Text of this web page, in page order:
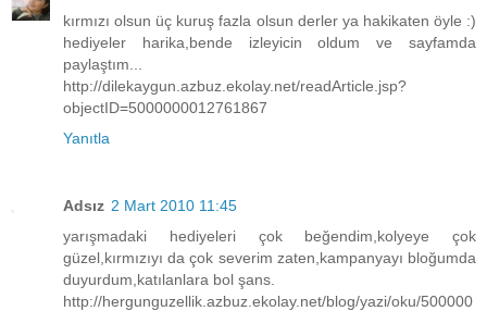
kırmızı olsun üç kuruş fazla olsun derler ya hakikaten öyle :)
hediyeler harika,bende izleyicin oldum ve sayfamda
paylaştım...
http://dilekaygun.azbuz.ekolay.net/readArticle.jsp?
objectID=5000000012761867
Yanıtla
Adsız 2 Mart 2010 11:45
yarışmadaki hediyeleri çok beğendim,kolyeye çok
güzel,kırmızıyı da çok severim zaten,kampanyayı bloğumda
duyurdum,katılanlara bol şans.
http://hergunguzellik.azbuz.ekolay.net/blog/yazi/oku/500000